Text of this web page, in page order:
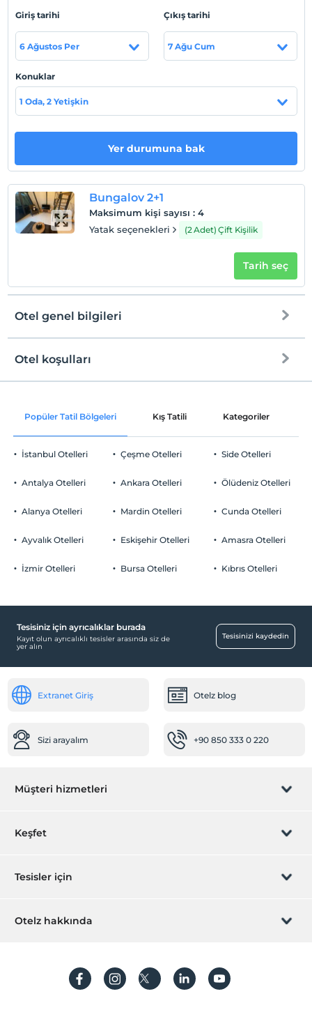
Haritada Göster
Otel koşulları
Check/in
En erken saat 14:00 ve sonrası
Check/out
En geç saat 12:00 ve öncesi
Evcil Hayvan
Evcil hayvan kabul edilmemektedir.
2 yaşına kadar olan bebekler ücretsizdir.
Her bir oda için 6 yaşına kadar 1 çocuk ücretsizdir
Giriş tarihi
6 Ağustos Per
Çıkış tarihi
7 Ağu Cum
Konuklar
1 Oda, 2 Yetişkin
Yer durumuna bak
Bungalov 2+1
Maksimum kişi sayısı : 4
Yatak seçenekleri
(2 Adet) Çift Kişilik
Tarih seç
Otel genel bilgileri
Ortak alanlar ve tüm odalar
Otopark
Ücretsiz Halka Açık Otopark
Havuz
Barbekü olanağı
Klima
Jakuzi
Otel koşulları
Check/in
Check/out
En geç saat 12:00 ve öncesi
Evcil Hayvan
2 yaşına kadar olan bebekler ücretsizdir.
Popüler Tatil Bölgeleri Kış Tatili Kategoriler
İstanbul Otelleri
Antalya Otelleri
Alanya Otelleri
Ayvalık Otelleri
İzmir Otelleri
Çeşme Otelleri
Ankara Otelleri
Mardin Otelleri
Eskişehir Otelleri
Bursa Otelleri
Side Otelleri
Ölüdeniz Otelleri
Cunda Otelleri
Amasra Otelleri
Kıbrıs Otelleri
Tesisiniz için ayrıcalıklar burada
Kayıt olun ayrıcalıklı tesisler arasında siz de
yer alın
Tesisinizi kaydedin
Extranet Giriş Otelz blog
Sizi arayalım +90 850 333 0 220
Müşteri hizmetleri
Rezervasyon yönet
Sıkça sorulan sorular
Keşfet
Hediye Kart
Hesap oluştur
Tesisler için
Hemen tesisinizi ekleyin
Otelz hakkında